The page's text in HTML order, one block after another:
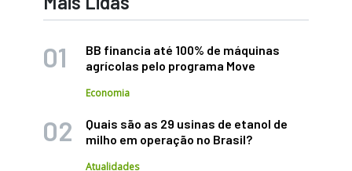
BB financia até 100% de máquinas
agrícolas pelo programa Move
Economia
Quais são as 29 usinas de etanol de
milho em operação no Brasil?
Atualidades